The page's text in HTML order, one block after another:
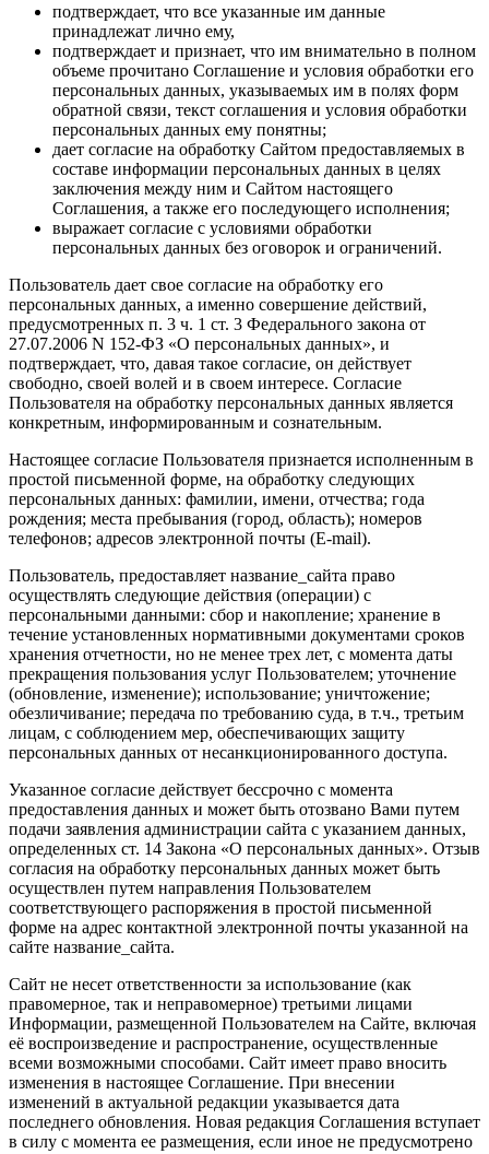
подтверждает, что все указанные им данные
принадлежат лично ему,
подтверждает и признает, что им внимательно в полном
объеме прочитано Соглашение и условия обработки его
персональных данных, указываемых им в полях форм
обратной связи, текст соглашения и условия обработки
персональных данных ему понятны;
дает согласие на обработку Сайтом предоставляемых в
составе информации персональных данных в целях
заключения между ним и Сайтом настоящего
Соглашения, а также его последующего исполнения;
выражает согласие с условиями обработки
персональных данных без оговорок и ограничений.
Пользователь дает свое согласие на обработку его
персональных данных, а именно совершение действий,
предусмотренных п. 3 ч. 1 ст. 3 Федерального закона от
27.07.2006 N 152-ФЗ «О персональных данных», и
подтверждает, что, давая такое согласие, он действует
свободно, своей волей и в своем интересе. Согласие
Пользователя на обработку персональных данных является
конкретным, информированным и сознательным.
Настоящее согласие Пользователя признается исполненным в
простой письменной форме, на обработку следующих
персональных данных: фамилии, имени, отчества; года
рождения; места пребывания (город, область); номеров
телефонов; адресов электронной почты (E-mail).
Пользователь, предоставляет название_сайта право
осуществлять следующие действия (операции) с
персональными данными: сбор и накопление; хранение в
течение установленных нормативными документами сроков
хранения отчетности, но не менее трех лет, с момента даты
прекращения пользования услуг Пользователем; уточнение
(обновление, изменение); использование; уничтожение;
обезличивание; передача по требованию суда, в т.ч., третьим
лицам, с соблюдением мер, обеспечивающих защиту
персональных данных от несанкционированного доступа.
Указанное согласие действует бессрочно с момента
предоставления данных и может быть отозвано Вами путем
подачи заявления администрации сайта с указанием данных,
определенных ст. 14 Закона «О персональных данных». Отзыв
согласия на обработку персональных данных может быть
осуществлен путем направления Пользователем
соответствующего распоряжения в простой письменной
форме на адрес контактной электронной почты указанной на
сайте название_сайта.
Сайт не несет ответственности за использование (как
правомерное, так и неправомерное) третьими лицами
Информации, размещенной Пользователем на Сайте, включая
её воспроизведение и распространение, осуществленные
всеми возможными способами. Сайт имеет право вносить
изменения в настоящее Соглашение. При внесении
изменений в актуальной редакции указывается дата
последнего обновления. Новая редакция Соглашения вступает
в силу с момента ее размещения, если иное не предусмотрено